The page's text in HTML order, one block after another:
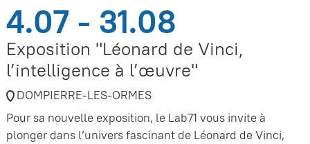
4.07 - 31.08
Exposition "Léonard de Vinci,
l’intelligence à l’œuvre"
DOMPIERRE-LES-ORMES
Pour sa nouvelle exposition, le Lab71 vous invite à
plonger dans l’univers fascinant de Léonard de Vinci,